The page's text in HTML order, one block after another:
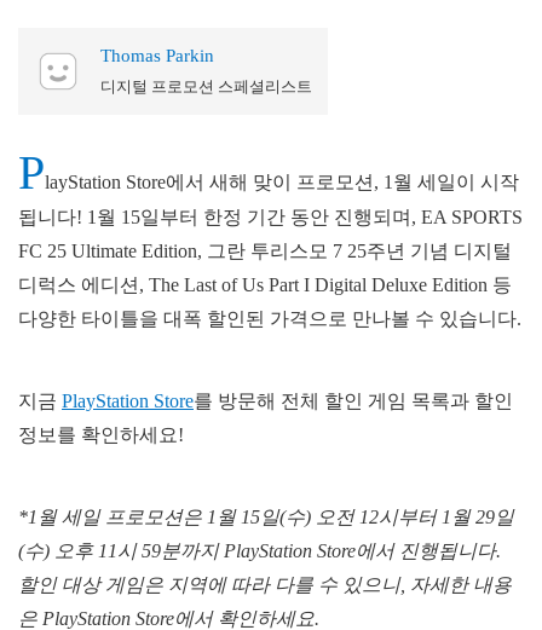
Thomas Parkin
디지털 프로모션 스페셜리스트
PlayStation Store에서 새해 맞이 프로모션, 1월 세일이 시작
됩니다! 1월 15일부터 한정 기간 동안 진행되며, EA SPORTS
FC 25 Ultimate Edition, 그란 투리스모 7 25주년 기념 디지털
디럭스 에디션, The Last of Us Part I Digital Deluxe Edition 등
다양한 타이틀을 대폭 할인된 가격으로 만나볼 수 있습니다.
지금 PlayStation Store를 방문해 전체 할인 게임 목록과 할인
정보를 확인하세요!
*1월 세일 프로모션은 1월 15일(수) 오전 12시부터 1월 29일
(수) 오후 11시 59분까지 PlayStation Store에서 진행됩니다.
할인 대상 게임은 지역에 따라 다를 수 있으니, 자세한 내용
은 PlayStation Store에서 확인하세요.